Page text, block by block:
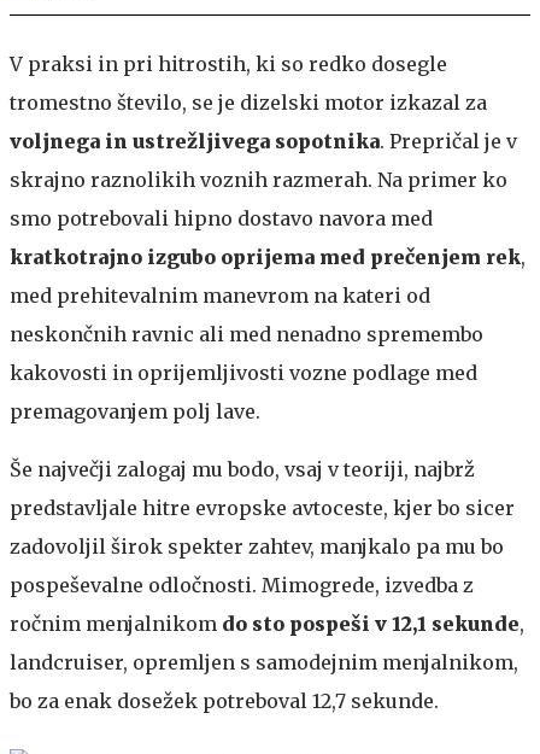
V praksi in pri hitrostih, ki so redko dosegle
tromestno število, se je dizelski motor izkazal za
voljnega in ustrežljivega sopotnika. Prepričal je v
skrajno raznolikih voznih razmerah. Na primer ko
smo potrebovali hipno dostavo navora med
kratkotrajno izgubo oprijema med prečenjem rek,
med prehitevalnim manevrom na kateri od
neskončnih ravnic ali med nenadno spremembo
kakovosti in oprijemljivosti vozne podlage med
premagovanjem polj lave.
Še največji zalogaj mu bodo, vsaj v teoriji, najbrž
predstavljale hitre evropske avtoceste, kjer bo sicer
zadovoljil širok spekter zahtev, manjkalo pa mu bo
pospeševalne odločnosti. Mimogrede, izvedba z
ročnim menjalnikom do sto pospeši v 12,1 sekunde,
landcruiser, opremljen s samodejnim menjalnikom,
bo za enak dosežek potreboval 12,7 sekunde.